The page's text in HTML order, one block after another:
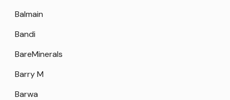
Balmain
Bandi
BareMinerals
Barry M
Barwa